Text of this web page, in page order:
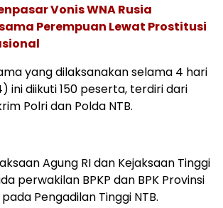
Vonis WNA Rusia
Perempuan Lewat Prostitusi
yang dilaksanakan selama 4 hari
ini diikuti 150 peserta, terdiri dari
Polri dan Polda NTB.
Agung RI dan Kejaksaan Tinggi
perwakilan BPKP dan BPK Provinsi
Pengadilan Tinggi NTB.